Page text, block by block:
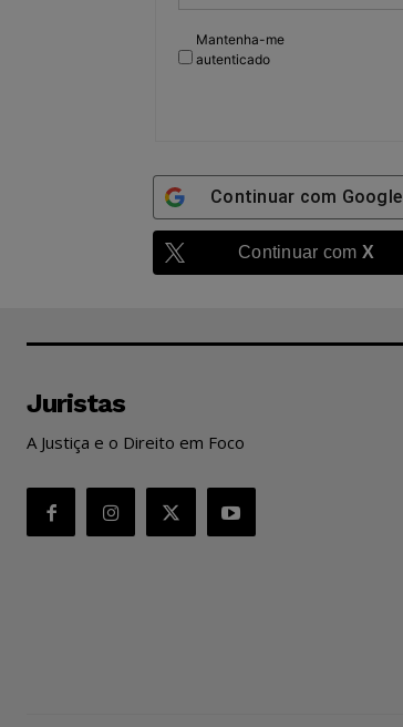
Mantenha-me
autenticado
Continuar com Google
Continuar com X
Juristas
A Justiça e o Direito em Foco